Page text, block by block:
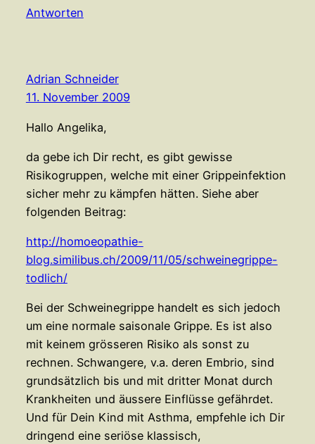
Antworten
Adrian Schneider
11. November 2009
Hallo Angelika,
da gebe ich Dir recht, es gibt gewisse
Risikogruppen, welche mit einer Grippeinfektion
sicher mehr zu kämpfen hätten. Siehe aber
folgenden Beitrag:
http://homoeopathie-
blog.similibus.ch/2009/11/05/schweinegrippe-
todlich/
Bei der Schweinegrippe handelt es sich jedoch
um eine normale saisonale Grippe. Es ist also
mit keinem grösseren Risiko als sonst zu
rechnen. Schwangere, v.a. deren Embrio, sind
grundsätzlich bis und mit dritter Monat durch
Krankheiten und äussere Einflüsse gefährdet.
Und für Dein Kind mit Asthma, empfehle ich Dir
dringend eine seriöse klassisch,